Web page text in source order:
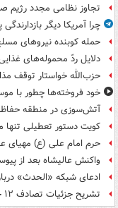
تجاوز نظامی مجدد رژیم
چرا آمریکا دیگر
حمله کوبنده نیروهای
دلایل ردّ محموله‌های غذایی
حزب‌الله خواستار توقف
خود فروخته‌ها چطور با
آتش‌سوزی در منطقه
کویت دستور تعطیلی تنها
حرم امام علی (ع) مهیای
واکنش عالیشاه بعد از
ادعای شبکه «الحدث»
تشریح جزئیات تصادف ۱۲ خودرو با ۱۹ مصدوم